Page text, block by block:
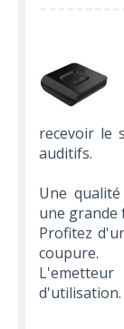
recevoir le
auditifs.
Une
une grande
Profitez
coupure.
d'utilisation.